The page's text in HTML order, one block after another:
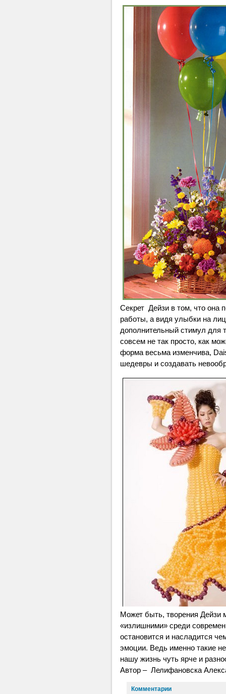
Секрет Дейзи в том, что она
работы, а видя улыбки на
дополнительный стимул для
совсем не так просто, как
форма весьма изменчива,
шедевры и создавать
Может быть, творения Дейзи
«излишними» среди
остановится и насладится
эмоции. Ведь именно такие
нашу жизнь чуть ярче и
Автор – Лелифановска
Комментарии